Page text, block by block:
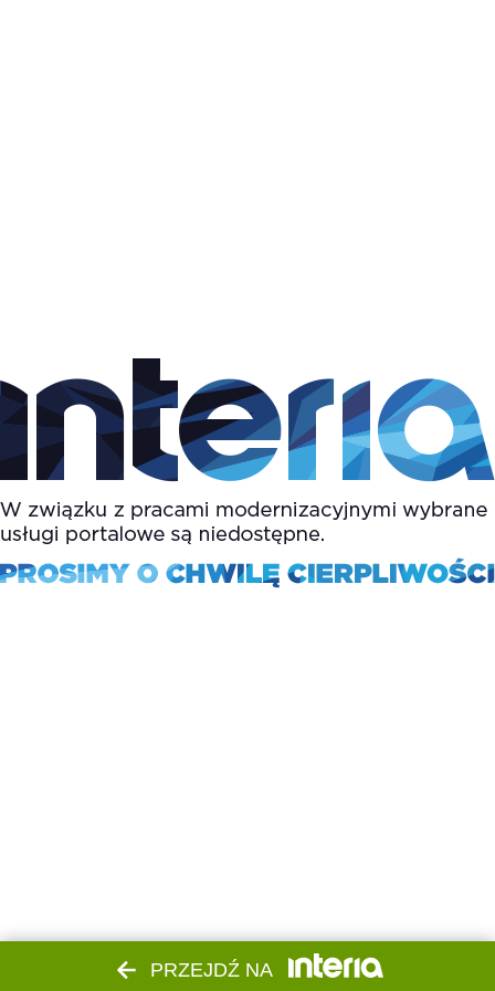
PRZEJDŹ NA